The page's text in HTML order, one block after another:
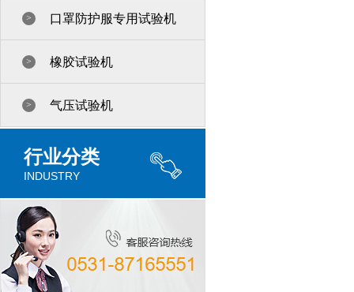
> 口罩防护服专用试验机
> 橡胶试验机
> 气压试验机
行业分类
INDUSTRY
> 新品推荐
> 阀门试验设备系列